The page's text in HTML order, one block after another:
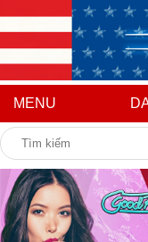
MENU